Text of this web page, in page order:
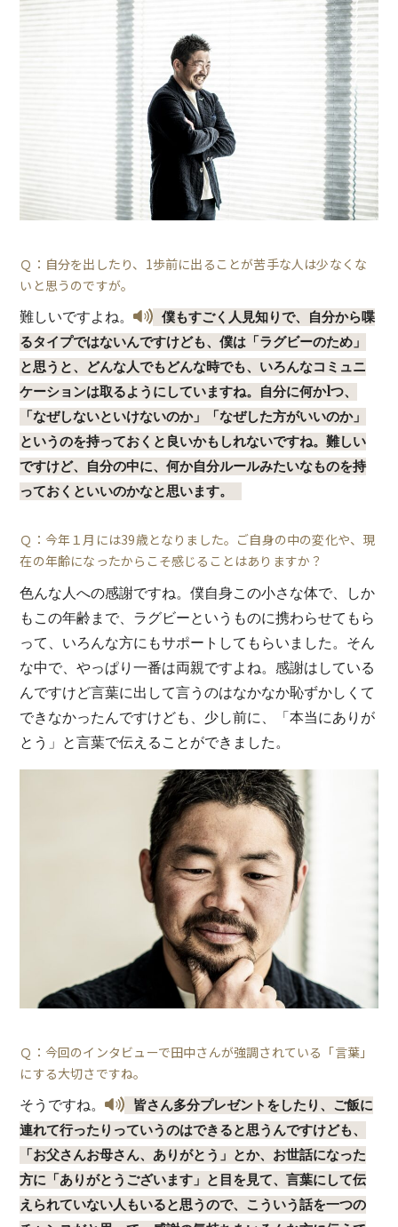
Ｑ：自分を出したり、1歩前に出ることが苦手な人は少なくな
いと思うのですが。
難しいですよね。
僕もすごく人見知りで、自分から喋
るタイプではないんですけども、僕は「ラグビーのため」
と思うと、どんな人でもどんな時でも、いろんなコミュニ
ケーションは取るようにしていますね。自分に何か1つ、
「なぜしないといけないのか」「なぜした方がいいのか」
というのを持っておくと良いかもしれないですね。難しい
ですけど、自分の中に、何か自分ルールみたいなものを持
っておくといいのかなと思います。
Ｑ：今年１月には39歳となりました。ご自身の中の変化や、現
在の年齢になったからこそ感じることはありますか？
色んな人への感謝ですね。僕自身この小さな体で、しか
もこの年齢まで、ラグビーというものに携わらせてもら
って、いろんな方にもサポートしてもらいました。そん
な中で、やっぱり一番は両親ですよね。感謝はしている
んですけど言葉に出して言うのはなかなか恥ずかしくて
できなかったんですけども、少し前に、「本当にありが
とう」と言葉で伝えることができました。
Ｑ：今回のインタビューで田中さんが強調されている「言葉」
にする大切さですね。
そうですね。
皆さん多分プレゼントをしたり、ご飯に
連れて行ったりっていうのはできると思うんですけども、
「お父さんお母さん、ありがとう」とか、お世話になった
方に「ありがとうございます」と目を見て、言葉にして伝
えられていない人もいると思うので、こういう話を一つの